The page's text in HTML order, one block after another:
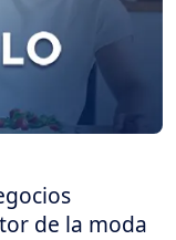
de la moda